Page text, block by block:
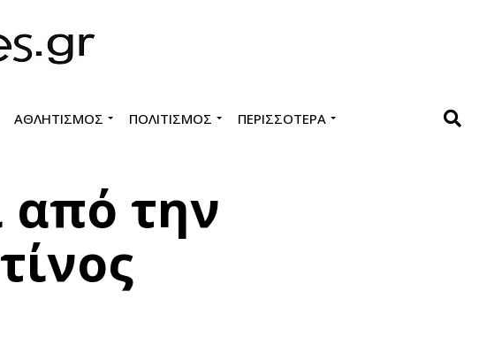
ΑΘΛΗΤΙΣΜΌΣ ΠΟΛΙΤΙΣΜΌΣ ΠΕΡΙΣΣΌΤΕΡΑ
από την